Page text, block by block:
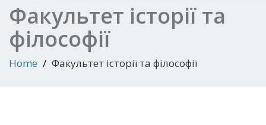
Факультет історії та
філософії
Home Факультет історії та філософії